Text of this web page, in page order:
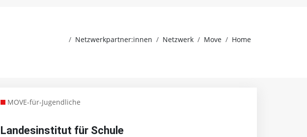
Netzwerkpartner:innen Netzwerk Move Home
MOVE-für-Jugendliche
Landesinstitut für Schule